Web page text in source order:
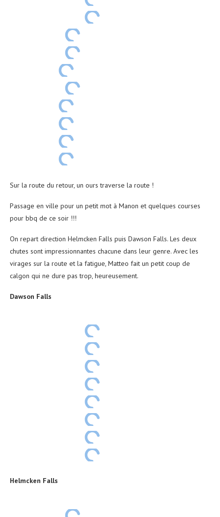
Sur la route du retour, un ours traverse la route !
Passage en ville pour un petit mot à Manon et quelques courses
pour bbq de ce soir !!!
On repart direction Helmcken Falls puis Dawson Falls. Les deux
chutes sont impressionnantes chacune dans leur genre. Avec les
virages sur la route et la fatigue, Matteo fait un petit coup de
calgon qui ne dure pas trop, heureusement.
Dawson Falls
Helmcken Falls